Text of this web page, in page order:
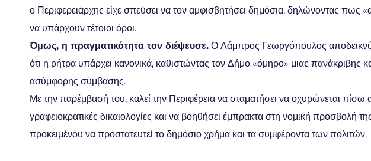
ο Περιφερειάρχης είχε σπεύσει να τον αμφισβητήσει δημόσια, δηλώνοντας πως
να υπάρχουν τέτοιοι όροι.
Όμως, η πραγματικότητα τον διέψευσε. Ο Λάμπρος Γεωργόπουλος
ότι η ρήτρα υπάρχει κανονικά, καθιστώντας τον Δήμο «όμηρο» μιας πανάκριβης
ασύμφορης σύμβασης.
Με την παρέμβασή του, καλεί την Περιφέρεια να σταματήσει να οχυρώνεται πίσω
γραφειοκρατικές δικαιολογίες και να βοηθήσει έμπρακτα στη νομική προσβολή
προκειμένου να προστατευτεί το δημόσιο χρήμα και τα συμφέροντα των πολιτών.